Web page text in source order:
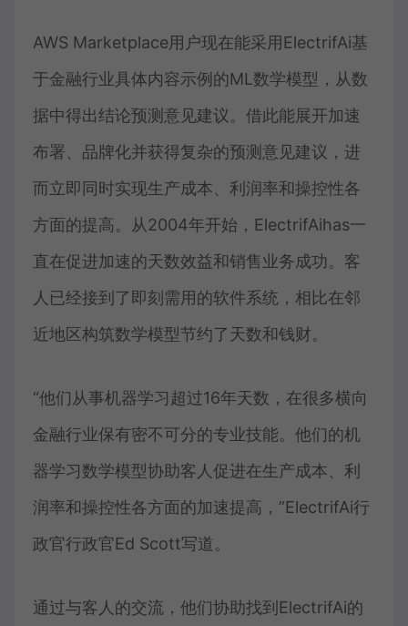
AWS Marketplace用户现在能采用ElectrifAi基
于金融行业具体内容示例的ML数学模型，从数
据中得出结论预测意见建议。借此能展开加速
布署、品牌化并获得复杂的预测意见建议，进
而立即同时实现生产成本、利润率和操控性各
方面的提高。从2004年开始，ElectrifAihas一
直在促进加速的天数效益和销售业务成功。客
人已经接到了即刻需用的软件系统，相比在邻
近地区构筑数学模型节约了天数和钱财。
“他们从事机器学习超过16年天数，在很多横向
金融行业保有密不可分的专业技能。他们的机
器学习数学模型协助客人促进在生产成本、利
润率和操控性各方面的加速提高，”ElectrifAi行
政官行政官Ed Scott写道。
通过与客人的交流，他们协助找到ElectrifAi的